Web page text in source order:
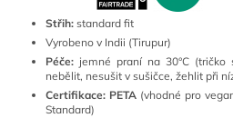
Střih: standard fit
Vyrobeno v Indii (Tirupur)
Péče: jemné praní na 30°C
nebělit, nesušit v sušičce, žehlit při
Certifikace: PETA (vhodné pro
Standard)